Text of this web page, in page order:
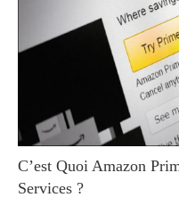
C’est Quoi Amazon
Services ?